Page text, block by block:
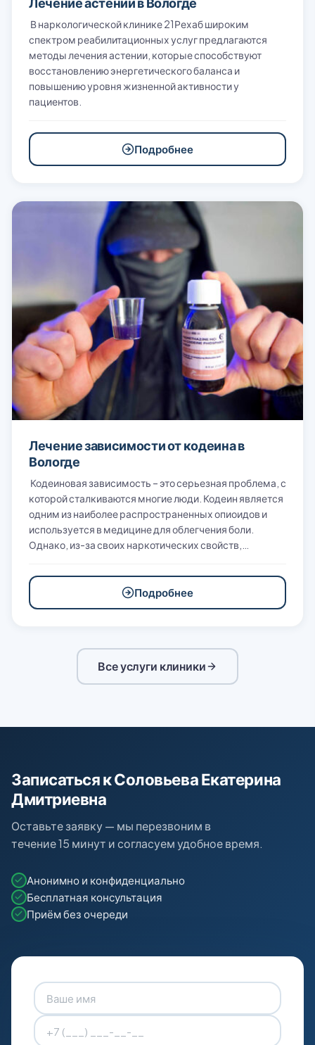
В наркологической клинике 21Рехаб широким
спектром реабилитационных услуг предлагаются
методы лечения астении, которые способствуют
восстановлению энергетического баланса и
повышению уровня жизненной активности у
пациентов.
Подробнее
Лечение зависимости от кодеина в
Вологде
Кодеиновая зависимость – это серьезная проблема, с
которой сталкиваются многие люди. Кодеин является
одним из наиболее распространенных опиоидов и
используется в медицине для облегчения боли.
Однако, из-за своих наркотических свойств,…
Подробнее
Все услуги клиники
Записаться к Соловьева Екатерина
Дмитриевна
Оставьте заявку — мы перезвоним в
течение 15 минут и согласуем удобное время.
Анонимно и конфиденциально
Бесплатная консультация
Приём без очереди